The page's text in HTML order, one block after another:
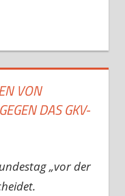
VON
DAS GKV-
„vor der